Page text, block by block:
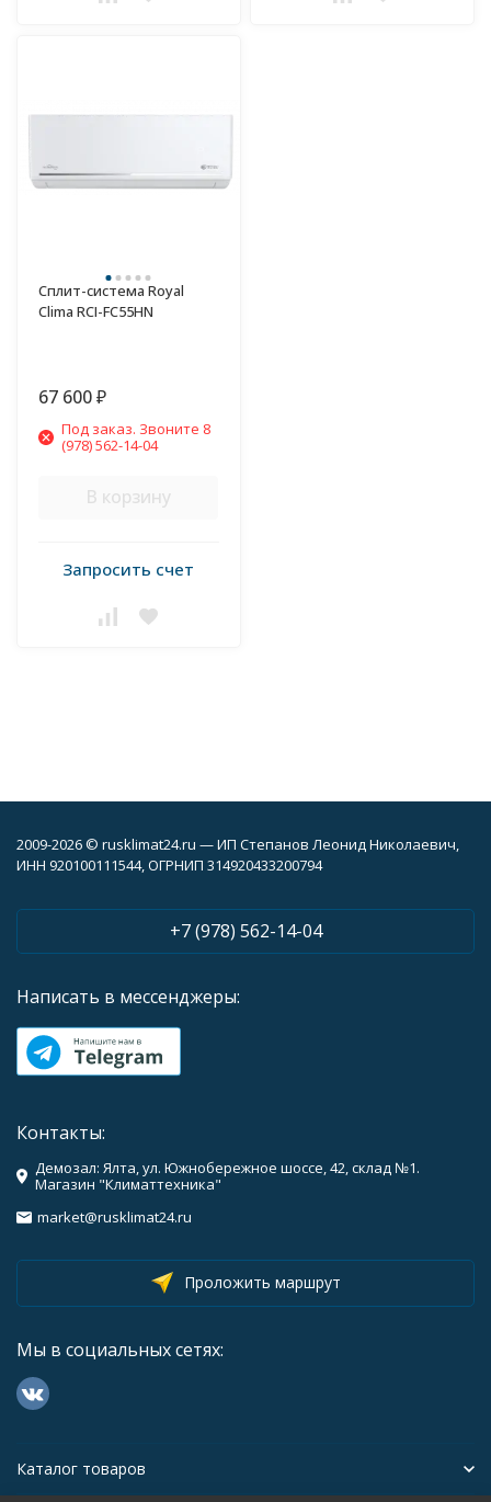
Сплит-система Royal
Clima RCI-FC55HN
67 600 ₽
Под заказ. Звоните 8
(978) 562-14-04
В корзину
Запросить счет
2009-2026 © rusklimat24.ru — ИП Степанов Леонид Николаевич,
ИНН 920100111544, ОГРНИП 314920433200794
+7 (978) 562-14-04
Написать в мессенджеры:
Контакты:
Демозал: Ялта, ул. Южнобережное шоссе, 42, склад №1.
Магазин "Климаттехника"
market@rusklimat24.ru
Проложить маршрут
Мы в социальных сетях:
Каталог товаров